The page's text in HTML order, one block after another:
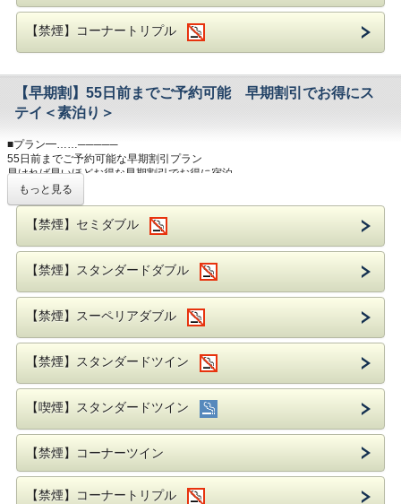
岩田屋まで徒歩約2分・福岡三越まで徒歩約5分でショッピングにも最適！
西鉄電車の「福岡・天神駅」まで徒歩約5分で、太宰府・柳川・大牟田への観光
にも好アクセス
国際会議場、マリンメッセ、福岡サンパレスへバスで約10分（最寄バス停まで
■その他━……─────
・全客室Wi-Fi接続無料
・コンビニエンスストア徒歩1分
・加湿機能付空気清浄機完備
【禁煙】コーナートリプル
【早期割】55日前までご予約可能 早期割引でお得にス
テイ＜素泊り＞
■プラン━……─────
55日前までご予約可能な早期割引プラン
早ければ早いほどお得な早期割引でお得に宿泊
・チェックイン 15：00～／チェックアウト ～11：00
■その他━……─────
・全客室Wi-Fi接続無料
・コンビニエンスストア徒歩1分
・加湿機能付空気清浄機完備
■アクセス━……─────
福岡空港からは、5駅約11分。JR博多駅からは、3駅約5分
地下鉄天神駅「2番出口」より徒歩約1分。
※車いす、ベビーカー等ご利用の方は手前の5番出口(エレベーター)をご利用く
ださい。
岩田屋まで徒歩約2分・福岡三越まで徒歩約5分でショッピングにも最適！
西鉄電車の「福岡・天神駅」まで徒歩約5分で、太宰府・柳川・大牟田への観光
にも好アクセス
国際会議場、マリンメッセ、福岡サンパレスへバスで約10分（最寄バス停まで
徒歩約5分）
もっと見る
【禁煙】セミダブル
【禁煙】スタンダードダブル
【禁煙】スーペリアダブル
【禁煙】スタンダードツイン
【喫煙】スタンダードツイン
【禁煙】コーナーツイン
【禁煙】コーナートリプル